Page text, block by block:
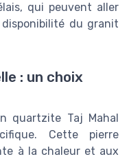
qui peuvent aller
du granit
: un choix
quartzite Taj Mahal
Cette pierre
à la chaleur et aux